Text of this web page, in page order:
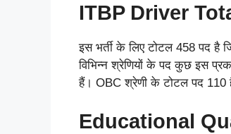
ITBP Driver
इस भर्ती के लिए टोटल 458 पद है
विभिन्न श्रेणियों के पद कुछ इस
हैं। OBC श्रेणी के टोटल पद 110
Educational